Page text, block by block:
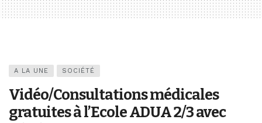
A LA UNE SOCIÉTÉ
Vidéo/Consultations médicales
gratuites à l’Ecole ADUA 2/3 avec